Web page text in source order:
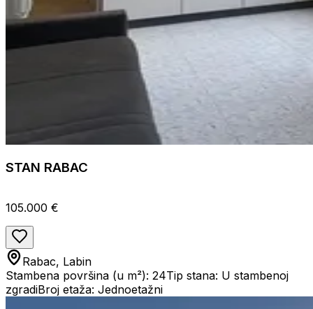
STAN RABAC
105.000 €
Rabac, Labin
Stambena površina (u m²): 24Tip stana: U stambenoj
zgradiBroj etaža: Jednoetažni